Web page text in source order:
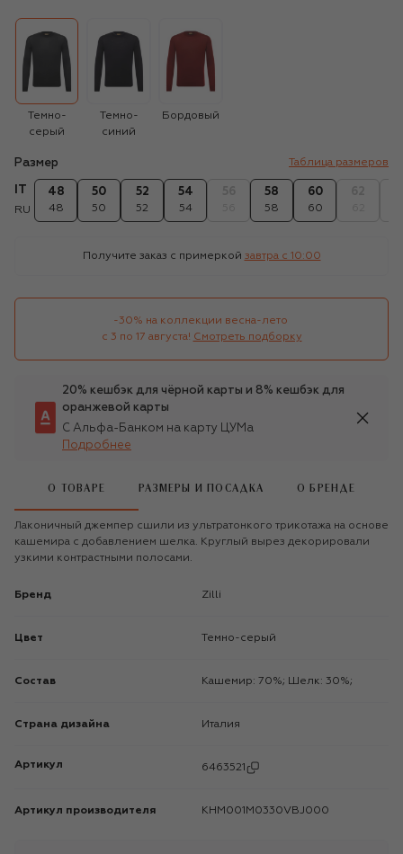
Темно-
серый
Темно-
синий
Бордовый
Размер Таблица размеров
RU
48
48
50
50
52
52
54
54
58
58
60
60
Получите заказ с примеркой завтра c 10:00
-30% на коллекции весна-лето
с 3 по 17 августа! Смотреть подборку
20% кешбэк для чёрной карты и 8% кешбэк для
оранжевой карты
С Альфа-Банком на карту ЦУМа
Подробнее
О ТОВАРЕ РАЗМЕРЫ И ПОСАДКА О БРЕНДЕ
Лаконичный джемпер сшили из ультратонкого трикотажа на основе
кашемира с добавлением шелка. Круглый вырез декорировали
узкими контрастными полосами.
Бренд Zilli
Цвет Темно-серый
Состав Кашемир: 70%; Шелк: 30%;
Страна дизайна Италия
Артикул 6463521
Артикул производителя KHM001M0330VBJ000